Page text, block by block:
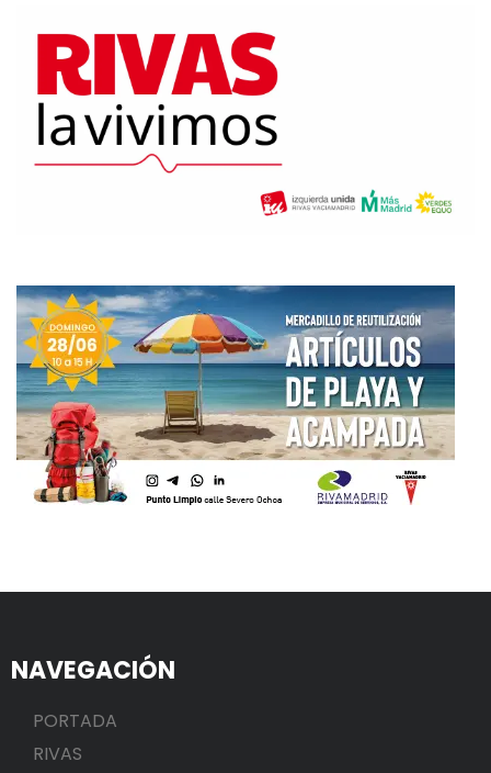
NAVEGACIÓN
PORTADA
RIVAS